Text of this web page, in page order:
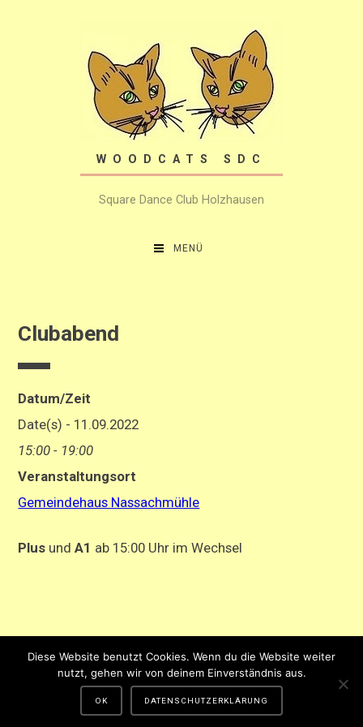
WOODCATS SDC
Square Dance Club Holzhausen
MENÜ
Clubabend
Datum/Zeit
Date(s) - 11.09.2022
15:00 - 19:00
Veranstaltungsort
Gemeindehaus Nassachmühle
Plus undA1 ab 15:00 Uhr im Wechsel
Gestaltung und Hosting von Matthias Hehn,MyWebstage.de
Diese Website benutzt Cookies. Wenn du die Website weiter
nutzt, gehen wir von deinem Einverständnis aus.
OK DATENSCHUTZERKLÄRUNG